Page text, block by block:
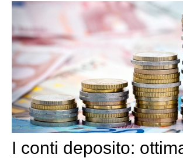
I conti deposito: